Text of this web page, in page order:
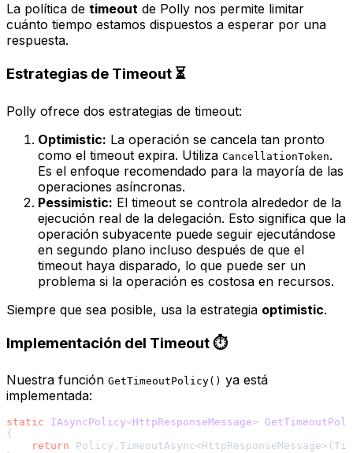
La política de timeout de Polly nos permite limitar
cuánto tiempo estamos dispuestos a esperar por una
respuesta.
Estrategias de Timeout ⏳
Polly ofrece dos estrategias de timeout:
Optimistic: La operación se cancela tan pronto
como el timeout expira. Utiliza CancellationToken.
Es el enfoque recomendado para la mayoría de las
operaciones asíncronas.
Pessimistic: El timeout se controla alrededor de la
ejecución real de la delegación. Esto significa que la
operación subyacente puede seguir ejecutándose
en segundo plano incluso después de que el
timeout haya disparado, lo que puede ser un
problema si la operación es costosa en recursos.
Siempre que sea posible, usa la estrategia optimistic.
Implementación del Timeout ⏱️
Nuestra función GetTimeoutPolicy() ya está
implementada:
static IAsyncPolicy<HttpResponseMessage>
{
return